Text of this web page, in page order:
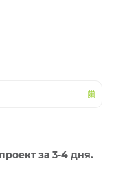
за 3-4 дня.